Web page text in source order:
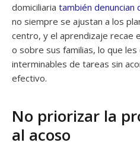
domiciliaria también denuncian
no siempre se ajustan a los
centro, y el aprendizaje recae
o sobre sus familias, lo que les
interminables de tareas sin
efectivo.
No priorizar la
al acoso